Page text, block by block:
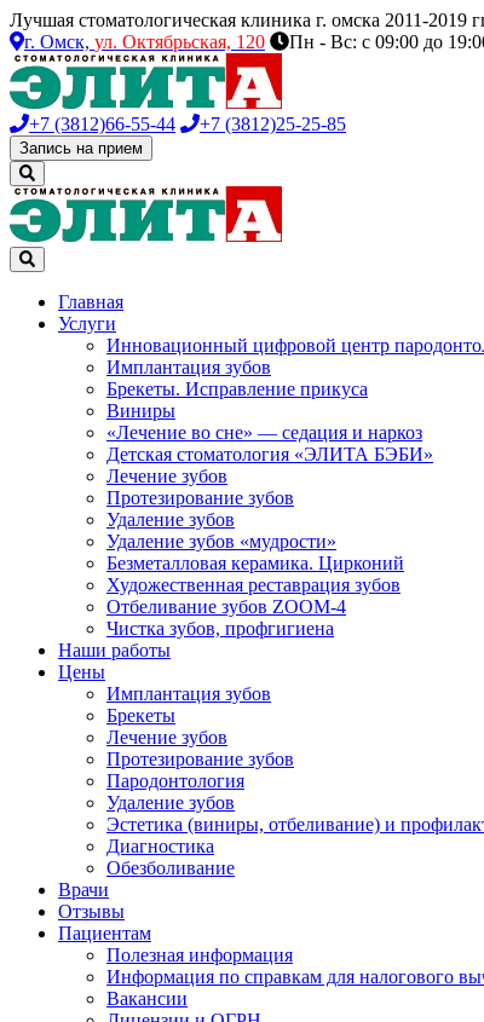
Лучшая стоматологическая клиника г. омска 2011-2019
г. Омск, ул. Октябрьская, 120 Пн - Вс: с 09:00 до
+7 (3812)66-55-44 +7 (3812)25-25-85
Запись на прием
Главная
Услуги
Инновационный цифровой центр
Имплантация зубов
Брекеты. Исправление прикуса
Виниры
«Лечение во сне» — седация и наркоз
Детская стоматология «ЭЛИТА БЭБИ»
Лечение зубов
Протезирование зубов
Удаление зубов
Удаление зубов «мудрости»
Безметалловая керамика. Цирконий
Художественная реставрация зубов
Отбеливание зубов ZOOM-4
Чистка зубов, профгигиена
Наши работы
Цены
Имплантация зубов
Брекеты
Лечение зубов
Протезирование зубов
Пародонтология
Удаление зубов
Эстетика (виниры, отбеливание) и
Диагностика
Обезболивание
Врачи
Отзывы
Пациентам
Полезная информация
Информация по справкам для налогового
Вакансии